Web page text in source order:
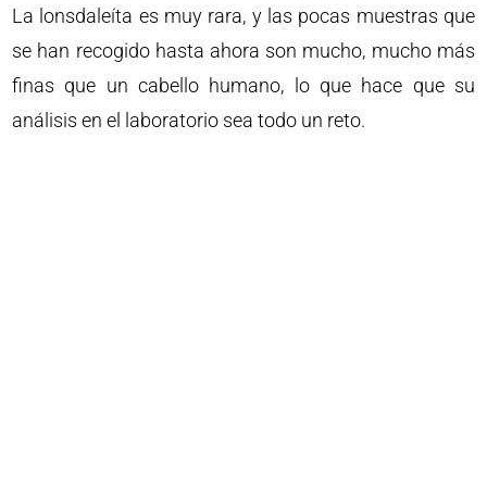
La lonsdaleíta es muy rara, y las pocas muestras que
se han recogido hasta ahora son mucho, mucho más
finas que un cabello humano, lo que hace que su
análisis en el laboratorio sea todo un reto.